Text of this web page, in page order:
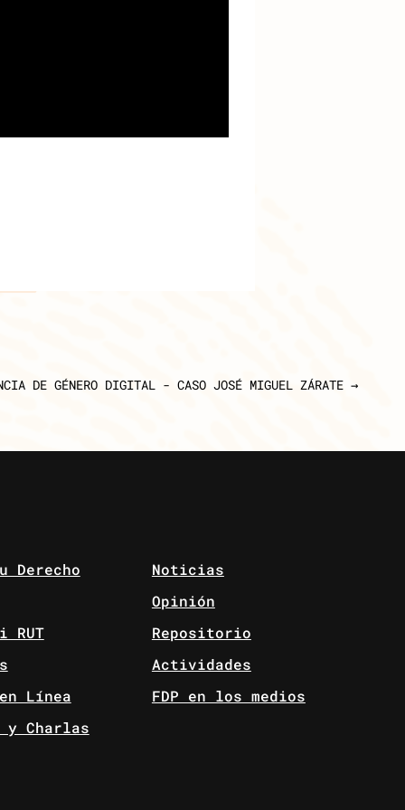
DE GÉNERO DIGITAL - CASO JOSÉ MIGUEL ZÁRATE→
Derecho
RUT
Línea
Charlas
Noticias
Opinión
Repositorio
Actividades
FDP en los medios